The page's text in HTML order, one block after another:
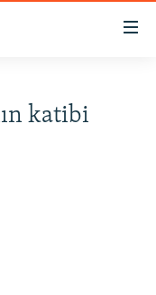
katibi